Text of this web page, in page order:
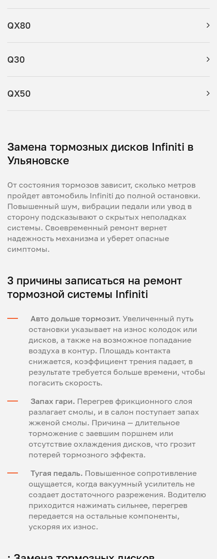
QX80
Q30
QX50
Замена тормозных дисков Infiniti в
Ульяновске
От состояния тормозов зависит, сколько метров
пройдет автомобиль Infiniti до полной остановки.
Повышенный шум, вибрации педали или увод в
сторону подсказывают о скрытых неполадках
системы. Своевременный ремонт вернет
надежность механизма и уберет опасные
симптомы.
3 причины записаться на ремонт
тормозной системы Infiniti
Авто дольше тормозит. Увеличенный путь
остановки указывает на износ колодок или
дисков, а также на возможное попадание
воздуха в контур. Площадь контакта
снижается, коэффициент трения падает, в
результате требуется больше времени, чтобы
погасить скорость.
Запах гари. Перегрев фрикционного слоя
разлагает смолы, и в салон поступает запах
жженой смолы. Причина — длительное
торможение с заевшим поршнем или
отсутствие охлаждения дисков, что грозит
потерей тормозного эффекта.
Тугая педаль. Повышенное сопротивление
ощущается, когда вакуумный усилитель не
создает достаточного разрежения. Водителю
приходится нажимать сильнее, перегрев
передается на остальные компоненты,
ускоряя их износ.